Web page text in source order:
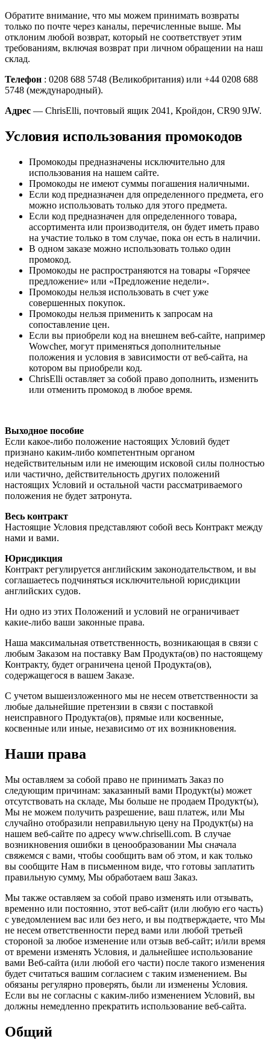
Обратите внимание, что мы можем принимать возвраты
только по почте через каналы, перечисленные выше. Мы
отклоним любой возврат, который не соответствует этим
требованиям, включая возврат при личном обращении на наш
склад.
Телефон : 0208 688 5748 (Великобритания) или +44 0208 688
5748 (международный).
Адрес — ChrisElli, почтовый ящик 2041, Кройдон, CR90 9JW.
Условия использования промокодов
Промокоды предназначены исключительно для
использования на нашем сайте.
Промокоды не имеют суммы погашения наличными.
Если код предназначен для определенного предмета, его
можно использовать только для этого предмета.
Если код предназначен для определенного товара,
ассортимента или производителя, он будет иметь право
на участие только в том случае, пока он есть в наличии.
В одном заказе можно использовать только один
промокод.
Промокоды не распространяются на товары «Горячее
предложение» или «Предложение недели».
Промокоды нельзя использовать в счет уже
совершенных покупок.
Промокоды нельзя применить к запросам на
сопоставление цен.
Если вы приобрели код на внешнем веб-сайте, например
Wowcher, могут применяться дополнительные
положения и условия в зависимости от веб-сайта, на
котором вы приобрели код.
ChrisElli оставляет за собой право дополнить, изменить
или отменить промокод в любое время.
Выходное пособие
Если какое-либо положение настоящих Условий будет
признано каким-либо компетентным органом
недействительным или не имеющим исковой силы полностью
или частично, действительность других положений
настоящих Условий и остальной части рассматриваемого
положения не будет затронута.
Весь контракт
Настоящие Условия представляют собой весь Контракт между
нами и вами.
Юрисдикция
Контракт регулируется английским законодательством, и вы
соглашаетесь подчиняться исключительной юрисдикции
английских судов.
Ни одно из этих Положений и условий не ограничивает
какие-либо ваши законные права.
Наша максимальная ответственность, возникающая в связи с
любым Заказом на поставку Вам Продукта(ов) по настоящему
Контракту, будет ограничена ценой Продукта(ов),
содержащегося в вашем Заказе.
С учетом вышеизложенного мы не несем ответственности за
любые дальнейшие претензии в связи с поставкой
неисправного Продукта(ов), прямые или косвенные,
косвенные или иные, независимо от их возникновения.
Наши права
Мы оставляем за собой право не принимать Заказ по
следующим причинам: заказанный вами Продукт(ы) может
отсутствовать на складе, Мы больше не продаем Продукт(ы),
Мы не можем получить разрешение, ваш платеж, или Мы
случайно отобразили неправильную цену на Продукт(ы) на
нашем веб-сайте по адресу www.chriselli.com. В случае
возникновения ошибки в ценообразовании Мы сначала
свяжемся с вами, чтобы сообщить вам об этом, и как только
вы сообщите Нам в письменном виде, что готовы заплатить
правильную сумму, Мы обработаем ваш Заказ.
Мы также оставляем за собой право изменять или отзывать,
временно или постоянно, этот веб-сайт (или любую его часть)
с уведомлением вас или без него, и вы подтверждаете, что Мы
не несем ответственности перед вами или любой третьей
стороной за любое изменение или отзыв веб-сайт; и/или время
от времени изменять Условия, и дальнейшее использование
вами Веб-сайта (или любой его части) после такого изменения
будет считаться вашим согласием с таким изменением. Вы
обязаны регулярно проверять, были ли изменены Условия.
Если вы не согласны с каким-либо изменением Условий, вы
должны немедленно прекратить использование веб-сайта.
Общий